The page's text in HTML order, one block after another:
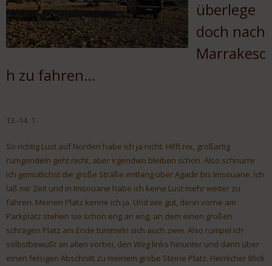
überlege
doch nach
Marrakesc
h zu fahren…
13.-14. 1
So richtig Lust auf Norden habe ich ja nicht. Hilft nix, großartig
rumgondeln geht nicht, aber irgendwo bleiben schon. Also schnurre
ich gemütlichst die große Straße entlang über Agadir bis Imsouane. Ich
laß mir Zeit und in Imsouane habe ich keine Lust mehr weiter zu
fahren. Meinen Platz kenne ich ja. Und wie gut, denn vorne am
Parkplatz stehen sie schon eng an eng, an dem einen großen
schrägen Platz am Ende tummeln sich auch zwei. Also rumpel ich
selbstbewußt an allen vorbei, den Weg links hinunter und dann über
einen felsigen Abschnitt zu meinem grobe Steine Platz. Herrlicher Blick